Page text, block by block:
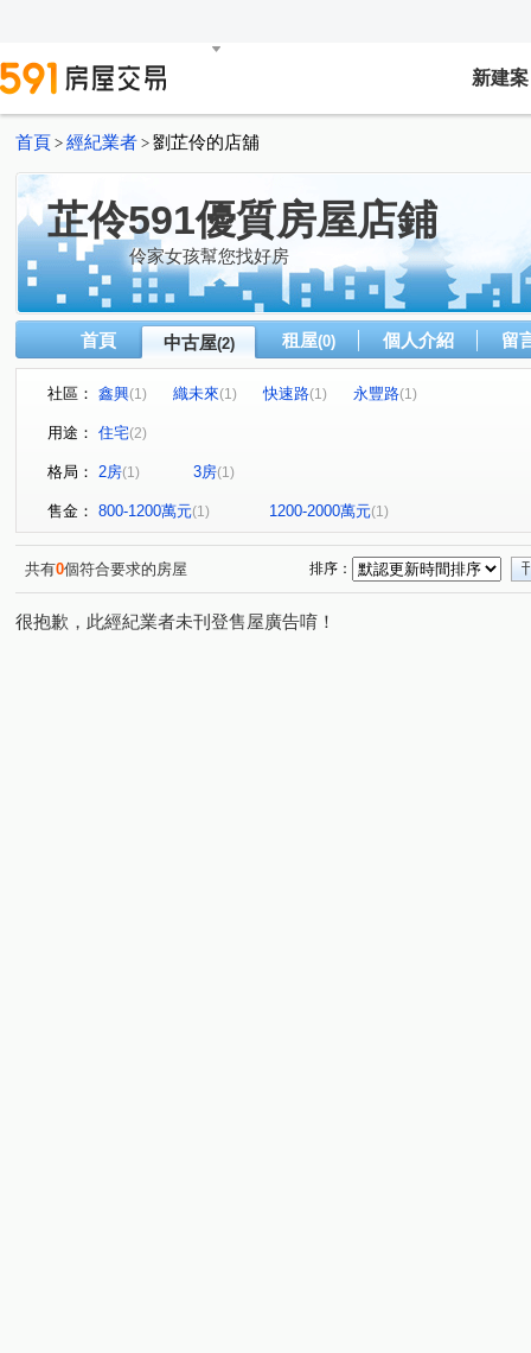
新建案
首頁 > 經紀業者 > 劉芷伶的店舖
芷伶591優質房屋店鋪
伶家女孩幫您找好房
首頁 中古屋(2) 租屋(0) 個人介紹 留
社區： 鑫興(1) 織未來(1) 快速路(1) 永豐路(1)
用途： 住宅(2)
格局： 2房(1) 3房(1)
售金： 800-1200萬元(1) 1200-2000萬元(1)
共有0個符合要求的房屋 排序：
很抱歉，此經紀業者未刊登售屋廣告唷！